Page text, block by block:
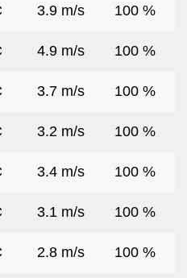
3.9 m/s 100 %
4.9 m/s 100 %
3.7 m/s 100 %
3.2 m/s 100 %
3.4 m/s 100 %
3.1 m/s 100 %
2.8 m/s 100 %